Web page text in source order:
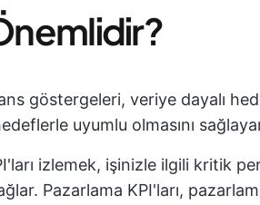
göstergeleri, veriye dayalı
uyumlu olmasını
izlemek, işinizle ilgili kritik
Pazarlama KPI'ları,